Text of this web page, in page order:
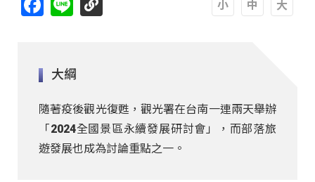
大綱
隨著疫後觀光復甦，觀光署在台南一連兩天舉辦
「2024全國景區永續發展研討會」，而部落旅
遊發展也成為討論重點之一。